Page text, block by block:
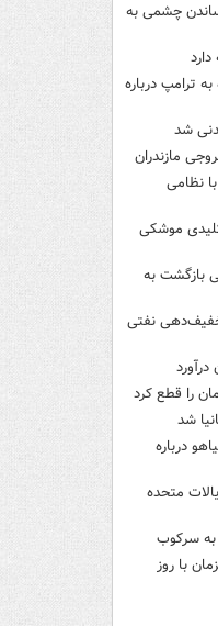
چشمی به
ترامپ درباره
شد
مازندران
نظامی
موشکی
بازگشت به
نفتی
را قطع کرد
شد
درباره
متحده
به سرکوب
با روز